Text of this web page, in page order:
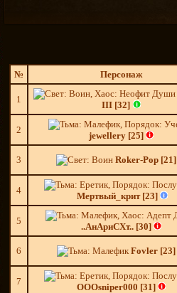
№ Персонаж
1
III [32]
2
jewellery [25]
3 Roker-Pop [21]
4
Мертвый_крит [23]
5
..АнАриСХт.. [30]
6 Fovler [23]
7
OOOsniper000 [31]